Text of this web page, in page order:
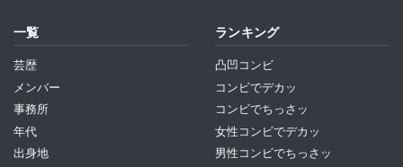
一覧
芸歴
メンバー
事務所
年代
出身地
ランキング
凸凹コンビ
コンビでデカッ
コンビでちっさッ
女性コンビでデカッ
男性コンビでちっさッ